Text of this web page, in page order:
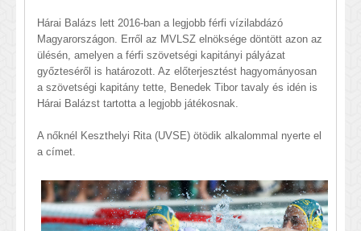
Hárai Balázs lett 2016-ban a legjobb férfi vízilabdázó
Magyarországon. Erről az MVLSZ elnöksége döntött azon az
ülésén, amelyen a férfi szövetségi kapitányi pályázat
győzteséről is határozott. Az előterjesztést hagyományosan
a szövetségi kapitány tette, Benedek Tibor tavaly és idén is
Hárai Balázst tartotta a legjobb játékosnak.
A nőknél Keszthelyi Rita (UVSE) ötödik alkalommal nyerte el
a címet.